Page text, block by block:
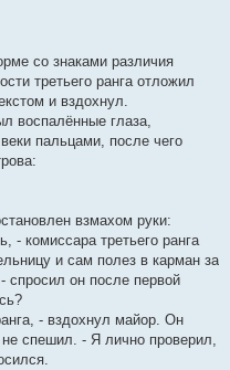
со знаками различия
третьего ранга отложил
и вздохнул.
воспалённые глаза,
пальцами, после чего
взмахом руки:
комиссара третьего ранга
и сам полез в карман за
спросил он после первой
- вздохнул майор. Он
не спешил. - Я лично проверил,